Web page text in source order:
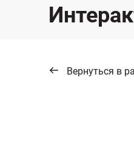
Вернуться в